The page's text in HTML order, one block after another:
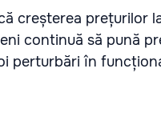
creșterea prețurilor
continuă să pună
perturbări în